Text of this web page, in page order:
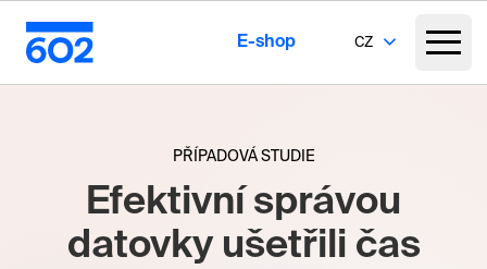
E-shop CZ
PŘÍPADOVÁ STUDIE
Efektivní správou
datovky ušetřili čas